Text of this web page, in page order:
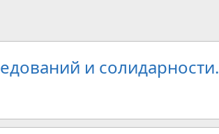
и солидарности.